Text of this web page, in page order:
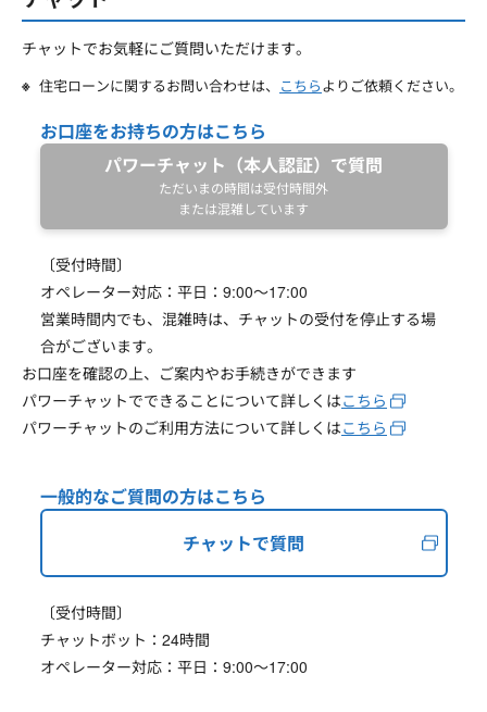
チャットでお気軽にご質問いただけます。
住宅ローンに関するお問い合わせは、 こちらよりご依頼ください。
お口座をお持ちの方はこちら
パワーチャット（本人認証）で質問
ただいまの時間は受付時間外
または混雑しています
〔受付時間〕
オペレーター対応：平日：9:00～17:00
営業時間内でも、混雑時は、チャットの受付を停止する場
合がございます。
お口座を確認の上、ご案内やお手続きができます
パワーチャットでできることについて詳しくはこちら
パワーチャットのご利用方法について詳しくはこちら
一般的なご質問の方はこちら
チャットで質問
〔受付時間〕
チャットボット：24時間
オペレーター対応：平日：9:00～17:00